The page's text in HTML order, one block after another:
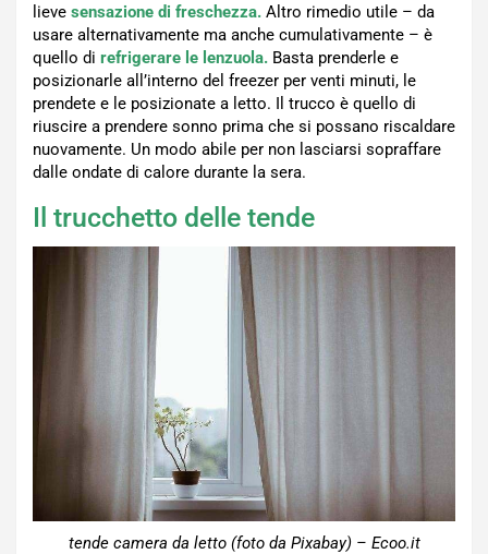
lieve sensazione di freschezza. Altro rimedio utile – da
usare alternativamente ma anche cumulativamente – è
quello di refrigerare le lenzuola. Basta prenderle e
posizionarle all’interno del freezer per venti minuti, le
prendete e le posizionate a letto. Il trucco è quello di
riuscire a prendere sonno prima che si possano riscaldare
nuovamente. Un modo abile per non lasciarsi sopraffare
dalle ondate di calore durante la sera.
Il trucchetto delle tende
tende camera da letto (foto da Pixabay) – Ecoo.it